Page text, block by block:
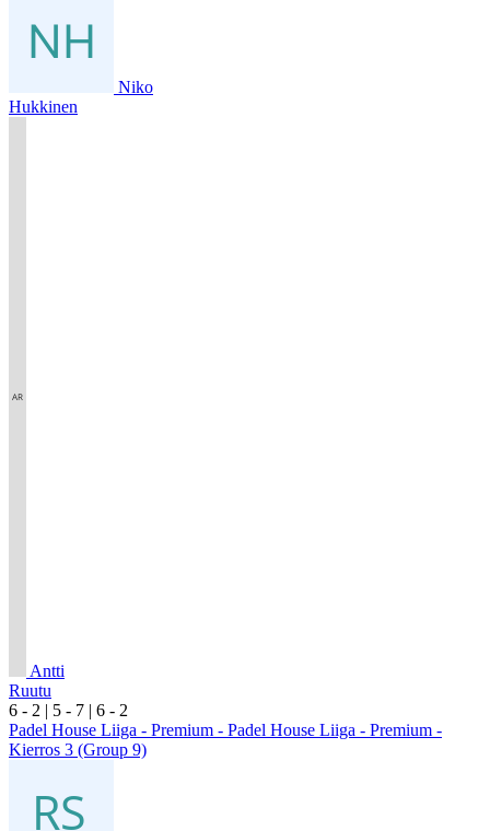
Niko
Hukkinen
Antti
Ruutu
6 - 2 | 5 - 7 | 6 - 2
Padel House Liiga - Premium - Padel House Liiga - Premium -
Kierros 3 (Group 9)